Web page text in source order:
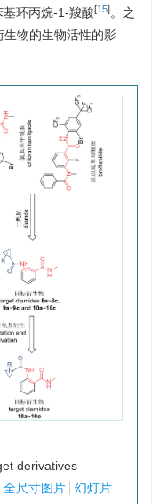
环丙烷-1-羧酸[15]。之
物的生物活性的影
derivatives
全尺寸图片 幻灯片